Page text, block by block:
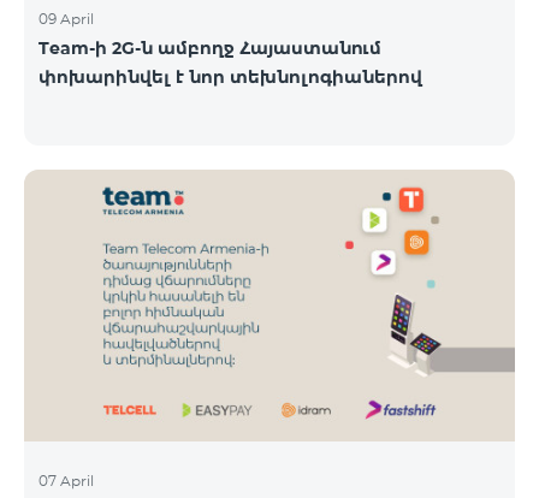
09 April
Team-ի 2G-ն ամբողջ Հայաստանում
փոխարինվել է նոր տեխնոլոգիաներով
07 April